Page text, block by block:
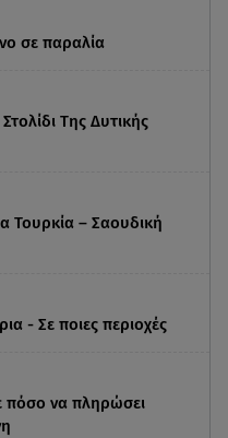
σε παραλία
Της Δυτικής
Τουρκία – Σαουδική
- Σε ποιες περιοχές
πόσο να πληρώσει